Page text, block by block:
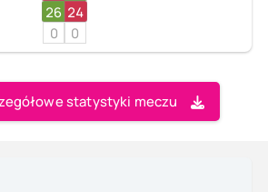
26 24
0
0
statystyki meczu